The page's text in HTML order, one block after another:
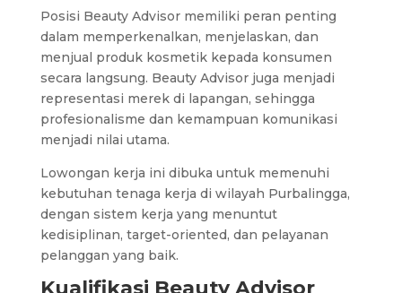
Posisi Beauty Advisor memiliki peran penting
dalam memperkenalkan, menjelaskan, dan
menjual produk kosmetik kepada konsumen
secara langsung. Beauty Advisor juga menjadi
representasi merek di lapangan, sehingga
profesionalisme dan kemampuan komunikasi
menjadi nilai utama.
Lowongan kerja ini dibuka untuk memenuhi
kebutuhan tenaga kerja di wilayah Purbalingga,
dengan sistem kerja yang menuntut
kedisiplinan, target-oriented, dan pelayanan
pelanggan yang baik.
Kualifikasi Beauty Advisor